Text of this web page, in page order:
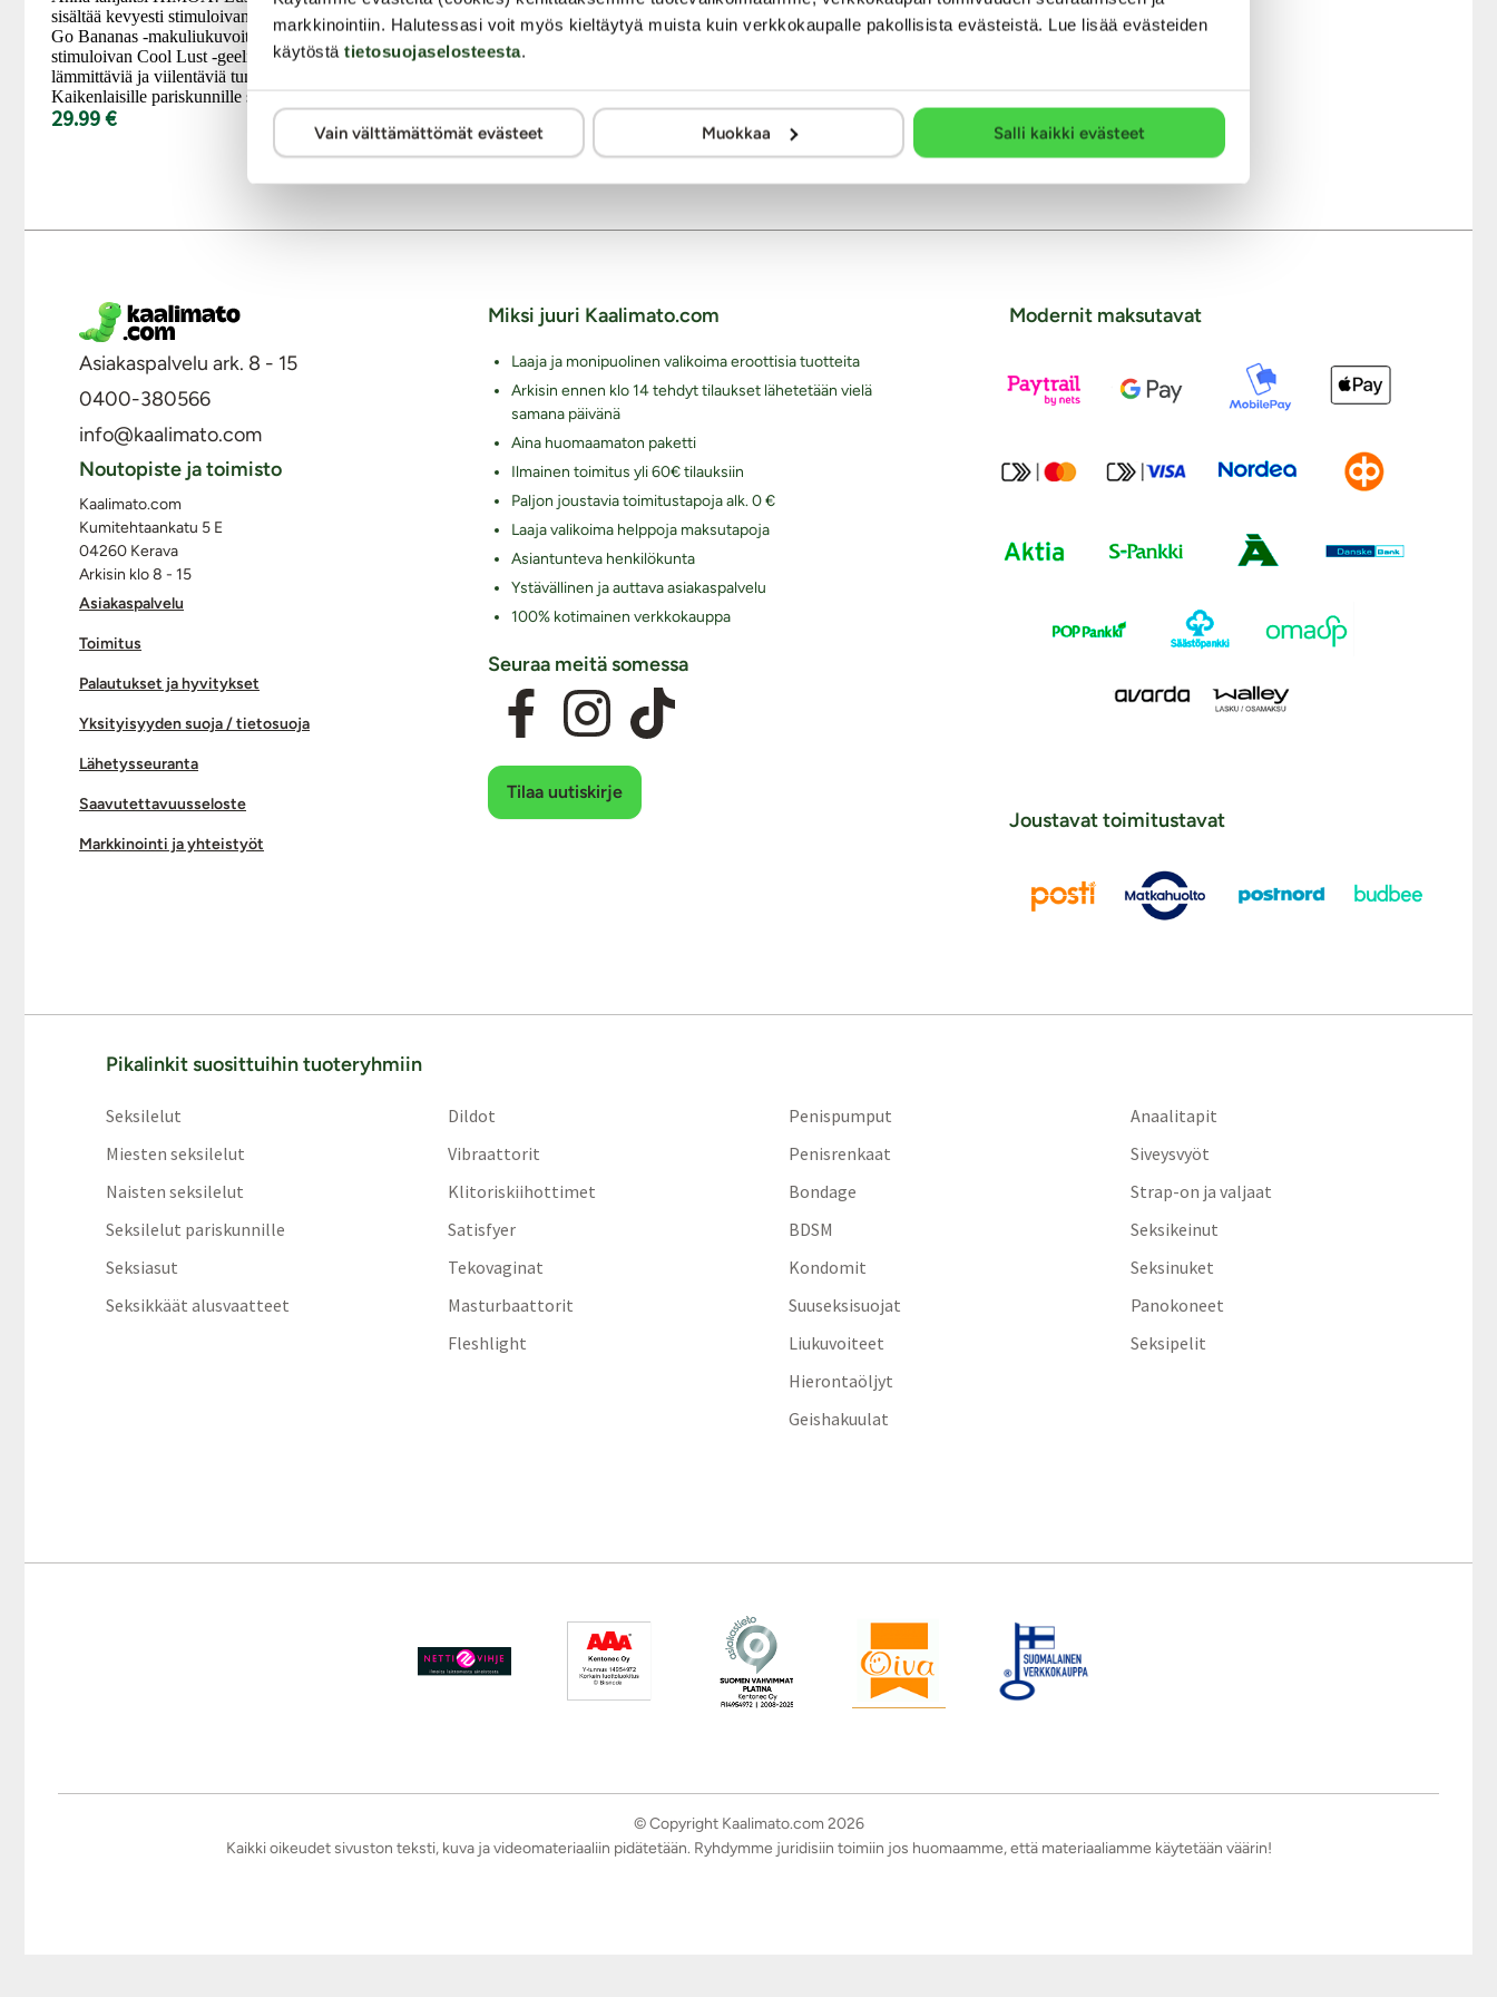
markkinointiin. Halutessasi voit myös kieltäytyä muista kuin verkkokaupalle pakollisista evästeistä. Lue lisää evästeiden
käytöstä tietosuojaselosteesta.
Vain välttämättömät evästeet Muokkaa Salli kaikki evästeet
sisältää kevyesti stimuloivan ja hyvänmakuisen
Go Bananas -makuliukuvoiteen sekä
stimuloivan Cool Lust -geelin, joka antaa
lämmittäviä ja viilentäviä tuntemuksia.
Kaikenlaisille pariskunnille sopivat...
29.99 €
tuotepakkaus on helppo tapa kokeilla jotain
uutta! Tyylikäs ja laadukas setti sopii
täydellisesti myös lahjaksi pareille.
Shunga-tuotetta...
39.99 €
Todella herkullisen ja luonnollisen tuoksuiset
ollen heti valmiita käyttöön, kun tarve vaatii!
Vesipohjaisena nämä liukuvoiteet sopivat
kaikenlaiseen seksiin ja seksivälineiden
Asiakaspalvelu ark. 8 - 15
0400-380566
info@kaalimato.com
Asiakaspalvelu
Toimitus
Palautukset ja hyvitykset
Yksityisyyden suoja / tietosuoja
Lähetysseuranta
Saavutettavuusseloste
Markkinointi ja yhteistyöt
Noutopiste ja toimisto
Kaalimato.com
Kumitehtaankatu 5 E
04260 Kerava
Arkisin klo 8 - 15
Miksi juuri Kaalimato.com
Laaja ja monipuolinen valikoima eroottisia tuotteita
Arkisin ennen klo 14 tehdyt tilaukset lähetetään vielä
samana päivänä
Aina huomaamaton paketti
Ilmainen toimitus yli 60€ tilauksiin
Paljon joustavia toimitustapoja alk. 0 €
Laaja valikoima helppoja maksutapoja
Asiantunteva henkilökunta
Ystävällinen ja auttava asiakaspalvelu
100% kotimainen verkkokauppa
Seuraa meitä somessa
Tilaa uutiskirje
Modernit maksutavat
Joustavat toimitustavat
Pikalinkit suosittuihin tuoteryhmiin
Seksilelut
Miesten seksilelut
Naisten seksilelut
Seksilelut pariskunnille
Seksiasut
Seksikkäät alusvaatteet
Dildot
Vibraattorit
Klitoriskiihottimet
Satisfyer
Tekovaginat
Masturbaattorit
Fleshlight
Penispumput
Penisrenkaat
Bondage
BDSM
Kondomit
Suuseksisuojat
Liukuvoiteet
Hierontaöljyt
Geishakuulat
Anaalitapit
Siveysvyöt
Strap-on ja valjaat
Seksikeinut
Seksinuket
Panokoneet
Seksipelit
© Copyright Kaalimato.com 2026
Kaikki oikeudet sivuston teksti, kuva ja videomateriaaliin pidätetään. Ryhdymme juridisiin toimiin jos huomaamme, että materiaaliamme käytetään väärin!